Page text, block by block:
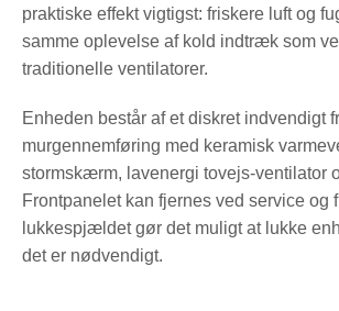
praktiske effekt vigtigst: friskere luft og
samme oplevelse af kold indtræk som
traditionelle ventilatorer.
Enheden består af et diskret indvendigt
murgennemføring med keramisk
stormskærm, lavenergi tovejs-ventilator
Frontpanelet kan fjernes ved service og
lukkespjældet gør det muligt at lukke
det er nødvendigt.